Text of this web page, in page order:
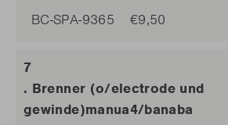
BC-SPA-9365 €9,50
. Brenner (o/electrode und
gewinde)manua4/banaba